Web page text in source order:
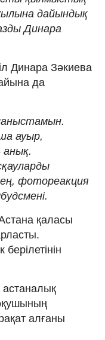
дайындық
Динара
Динара Зәкиева
да
ауыр,
анық.
фотореакция
Астана қаласы
астаналық
алғаны